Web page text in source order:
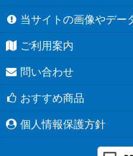
当サイトの画像やデー
ご利用案内
問い合わせ
おすすめ商品
個人情報保護方針